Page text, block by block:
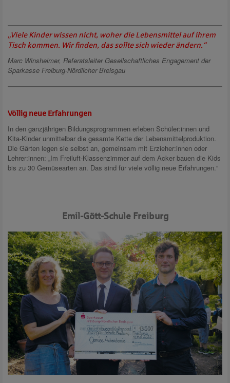
„Viele Kinder wissen nicht, woher die Lebensmittel auf ihrem
Tisch kommen. Wir finden, das sollte sich wieder ändern.“
Marc Winsheimer, Referatsleiter Gesellschaftliches Engagement der
Sparkasse Freiburg-Nördlicher Breisgau
Völlig neue Erfahrungen
In den ganzjährigen Bildungsprogrammen erleben Schüler:innen und
Kita-Kinder unmittelbar die gesamte Kette der Lebensmittelproduktion.
Die Gärten legen sie selbst an, gemeinsam mit Erzieher:innen oder
Lehrer:innen: „Im Freiluft-Klassenzimmer auf dem Acker bauen die Kids
bis zu 30 Gemüsearten an. Das sind für viele völlig neue Erfahrungen.“
Emil-Gött-Schule Freiburg